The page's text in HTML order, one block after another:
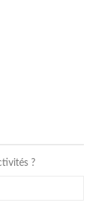
?